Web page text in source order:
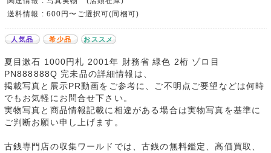
送料情報 : 600円〜ご選択可(同梱可)
人気品 希少品 おススメ
夏目漱石 1000円札 2001年 財務省 緑色 2桁 ゾロ目
PN888888Q 完未品の詳細情報は、
掲載写真と展示PR動画をご参考に、ご不明点ご要望などは何時
でもお気軽にお問合せ下さい。
実物写真と商品情報記載に相違がある場合は実物写真を基準に
ご判断お願い申し上げます。
古銭専門店の収集ワールドでは、古銭の無料鑑定、高価買取、